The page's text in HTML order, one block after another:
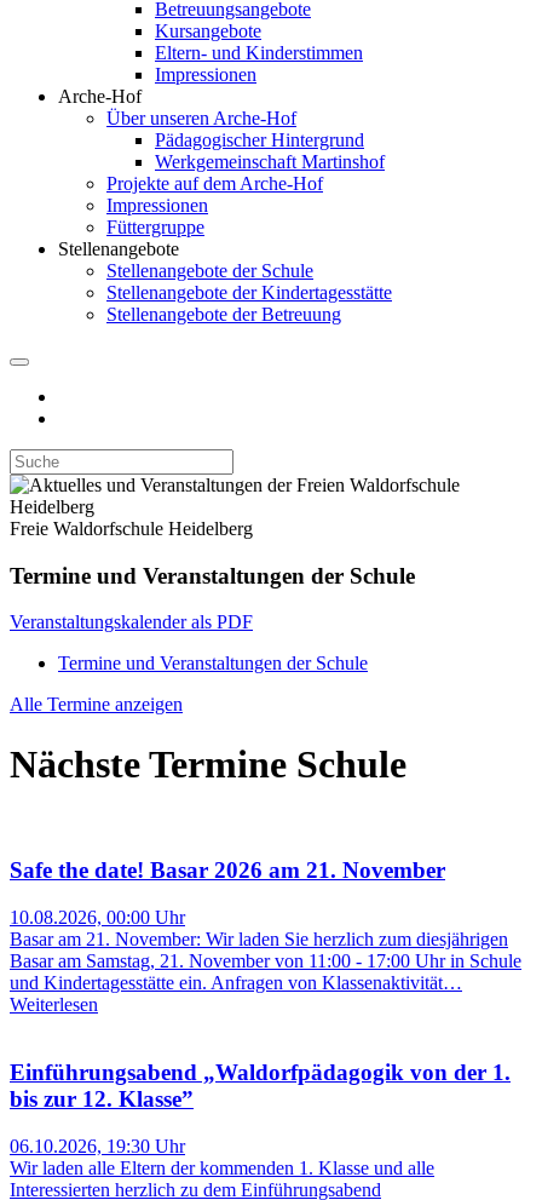
Betreuungsangebote
Kursangebote
Eltern- und Kinderstimmen
Impressionen
Arche-Hof
Über unseren Arche-Hof
Pädagogischer Hintergrund
Werkgemeinschaft Martinshof
Projekte auf dem Arche-Hof
Impressionen
Füttergruppe
Stellenangebote
Stellenangebote der Schule
Stellenangebote der Kindertagesstätte
Stellenangebote der Betreuung
Freie Waldorfschule Heidelberg
Termine und Veranstaltungen der Schule
Veranstaltungskalender als PDF
Termine und Veranstaltungen der Schule
Alle Termine anzeigen
Nächste Termine Schule
Safe the date! Basar 2026 am 21. November
10.08.2026, 00:00 Uhr
Basar am 21. November: Wir laden Sie herzlich zum diesjährigen
Basar am Samstag, 21. November von 11:00 - 17:00 Uhr in Schule
und Kindertagesstätte ein. Anfragen von Klassenaktivität…
Weiterlesen
Einführungsabend „Waldorfpädagogik von der 1.
bis zur 12. Klasse”
06.10.2026, 19:30 Uhr
Wir laden alle Eltern der kommenden 1. Klasse und alle
Interessierten herzlich zu dem Einführungsabend